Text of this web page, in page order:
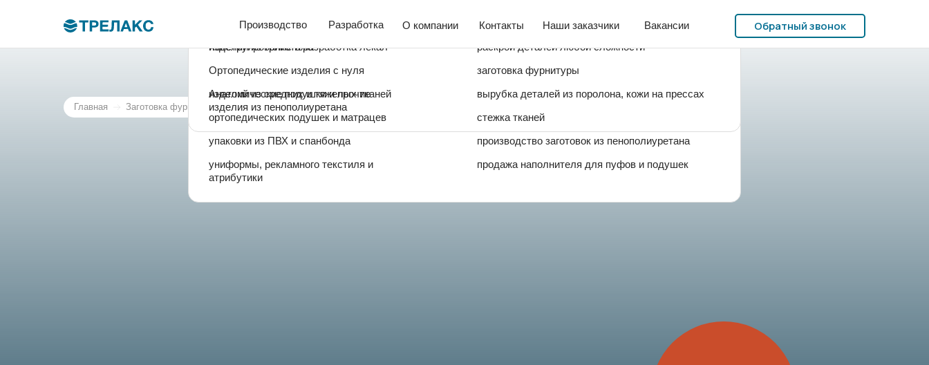
Обратный звонок
Разработка
Производство Наши заказчики
Контакты
О компании Вакансии
упаковки из ПВХ и спанбонда
ортопедических подушек и матрацев
изделий из средних и тяжелых тканей
производство заготовок из пенополиуретана
униформы, рекламного текстиля и
атрибутики
продажа наполнителя для пуфов и подушек
вырубка деталей из поролона, кожи на прессах
стежка тканей
заготовка фурнитуры
раскрой деталей любой сложности
изделий из трикотажа
Пошив:
изделий из деликатных тканей (шелка, шифоны)
Прочие услуги:
Анатомические подушки и прочие
изделия из пенополиуретана
Ортопедические изделия с нуля
Дизайн-проект
Конструирование и разработка лекал
Главная Заготовка фурнитуры